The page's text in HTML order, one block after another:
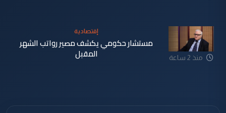
منذ 2 ساعة
إقتصادية
مستشار حكومي يكشف مصير رواتب الشهر
المقبل